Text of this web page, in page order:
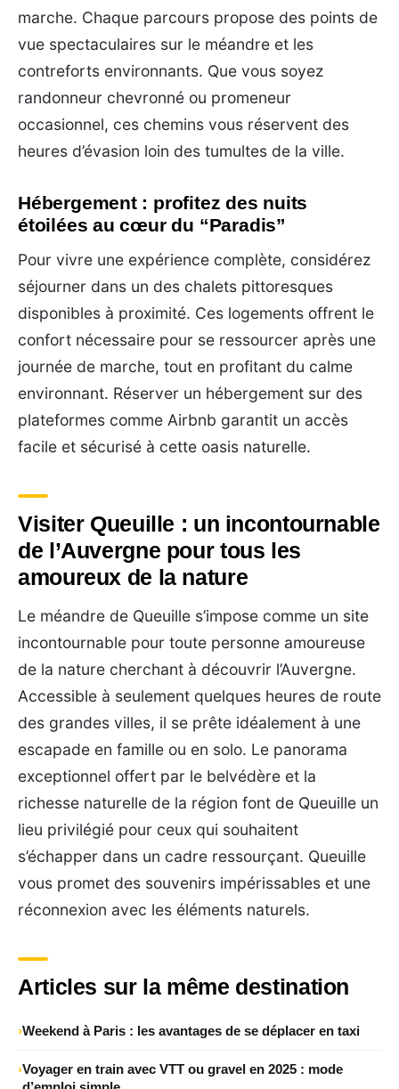
marche. Chaque parcours propose des points de
vue spectaculaires sur le méandre et les
contreforts environnants. Que vous soyez
randonneur chevronné ou promeneur
occasionnel, ces chemins vous réservent des
heures d’évasion loin des tumultes de la ville.
Hébergement : profitez des nuits
étoilées au cœur du “Paradis”
Pour vivre une expérience complète, considérez
séjourner dans un des chalets pittoresques
disponibles à proximité. Ces logements offrent le
confort nécessaire pour se ressourcer après une
journée de marche, tout en profitant du calme
environnant. Réserver un hébergement sur des
plateformes comme Airbnb garantit un accès
facile et sécurisé à cette oasis naturelle.
Visiter Queuille : un incontournable
de l’Auvergne pour tous les
amoureux de la nature
Le méandre de Queuille s’impose comme un site
incontournable pour toute personne amoureuse
de la nature cherchant à découvrir l’Auvergne.
Accessible à seulement quelques heures de route
des grandes villes, il se prête idéalement à une
escapade en famille ou en solo. Le panorama
exceptionnel offert par le belvédère et la
richesse naturelle de la région font de Queuille un
lieu privilégié pour ceux qui souhaitent
s’échapper dans un cadre ressourçant. Queuille
vous promet des souvenirs impérissables et une
réconnexion avec les éléments naturels.
Articles sur la même destination
Weekend à Paris : les avantages de se déplacer en taxi
Voyager en train avec VTT ou gravel en 2025 : mode